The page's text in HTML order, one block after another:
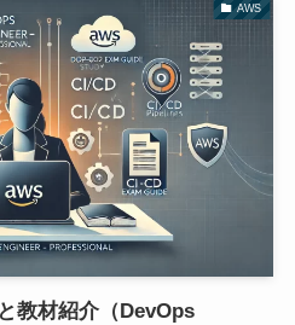
AWS
教材紹介（DevOps